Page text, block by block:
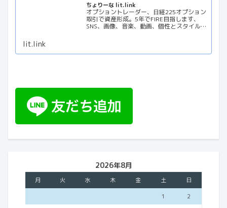
ちょりーな lit.link
オプショントレーダー、日経225オプション
取引で資産形成。5年でFIRE目指します、
SNS、画像、音楽、動画、個性とスタイルを
lit.link
2026年8月
月 火 水 木 金 土
日
1
2